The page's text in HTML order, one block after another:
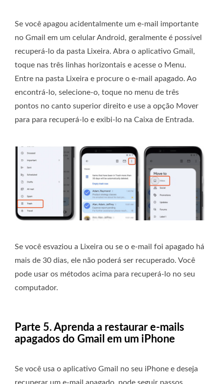
Se você apagou acidentalmente um e-mail importante
no Gmail em um celular Android, geralmente é possível
recuperá-lo da pasta Lixeira. Abra o aplicativo Gmail,
toque nas três linhas horizontais e acesse o Menu.
Entre na pasta Lixeira e procure o e-mail apagado. Ao
encontrá-lo, selecione-o, toque no menu de três
pontos no canto superior direito e use a opção Mover
para para recuperá-lo e exibi-lo na Caixa de Entrada.
Se você esvaziou a Lixeira ou se o e-mail foi apagado há
mais de 30 dias, ele não poderá ser recuperado. Você
pode usar os métodos acima para recuperá-lo no seu
computador.
Parte 5. Aprenda a restaurar e-mails
apagados do Gmail em um iPhone
Se você usa o aplicativo Gmail no seu iPhone e deseja